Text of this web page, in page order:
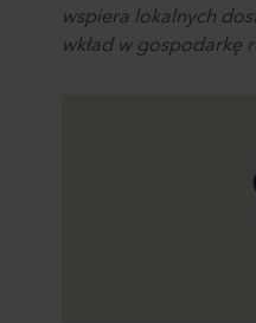
wspiera lokalnych
wkład w gospodarkę